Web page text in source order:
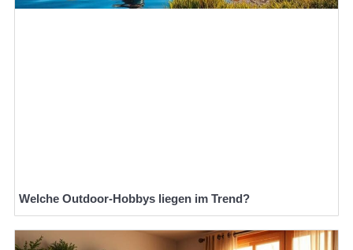
Welche Outdoor-Hobbys liegen im Trend?